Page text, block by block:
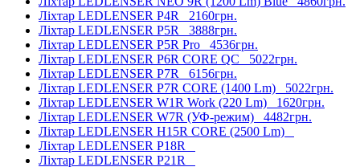
Ліхтар LEDLENSER P4R 2160грн.
Ліхтар LEDLENSER P5R 3888грн.
Ліхтар LEDLENSER P5R Pro 4536грн.
Ліхтар LEDLENSER P6R CORE QC 5022грн.
Ліхтар LEDLENSER P7R 6156грн.
Ліхтар LEDLENSER P7R CORE (1400 Lm) 5022грн.
Ліхтар LEDLENSER W1R Work (220 Lm) 1620грн.
Ліхтар LEDLENSER W7R (УФ-режим) 4482грн.
Ліхтар LEDLENSER H15R CORE (2500 Lm)
Ліхтар LEDLENSER P18R
Ліхтар LEDLENSER P21R